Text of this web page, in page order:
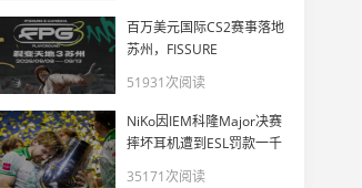
百万美元国际CS2赛事落地
苏州，FISSURE
PLAYGROUND 3正式官宣
51931次阅读
NiKo因IEM科隆Major决赛
摔坏耳机遭到ESL罚款一千
35171次阅读